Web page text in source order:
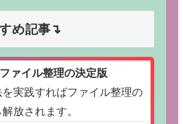
め記事↴
ファイル整理の決定版
を実践すればファイル整理の
放されます。